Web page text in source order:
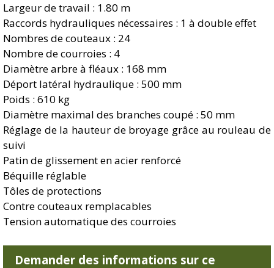
Largeur de travail : 1.80 m
Raccords hydrauliques nécessaires : 1 à double effet
Nombres de couteaux : 24
Nombre de courroies : 4
Diamètre arbre à fléaux : 168 mm
Déport latéral hydraulique : 500 mm
Poids : 610 kg
Diamètre maximal des branches coupé : 50 mm
Réglage de la hauteur de broyage grâce au rouleau de
suivi
Patin de glissement en acier renforcé
Béquille réglable
Tôles de protections
Contre couteaux remplacables
Tension automatique des courroies
Demander des informations sur ce